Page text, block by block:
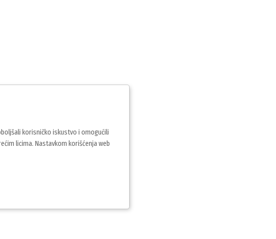
korisničko iskustvo i omogućili
licima. Nastavkom korišćenja web